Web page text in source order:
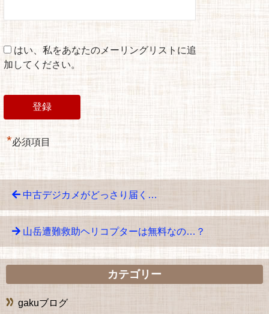
はい、私をあなたのメーリングリストに追
加してください。
*必須項目
中古デジカメがどっさり届く…
山岳遭難救助ヘリコプターは無料なの…？
カテゴリー
gakuブログ